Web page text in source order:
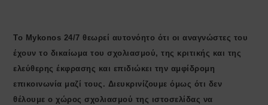
Το Mykonos 24/7 θεωρεί αυτονόητο ότι οι αναγνώστες του
έχουν το δικαίωμα του σχολιασμού, της κριτικής και της
ελεύθερης έκφρασης και επιδιώκει την αμφίδρομη
επικοινωνία μαζί τους. Διευκρινίζουμε όμως ότι δεν
θέλουμε ο χώρος σχολιασμού της ιστοσελίδας να